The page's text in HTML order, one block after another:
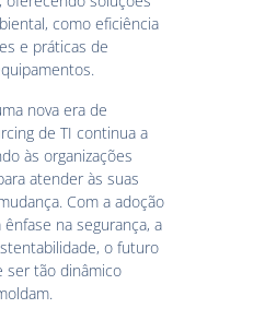
como eficiência
e práticas de
nova era de
de TI continua a
às organizações
atender às suas
Com a adoção
na segurança, a
o futuro
ser tão dinâmico